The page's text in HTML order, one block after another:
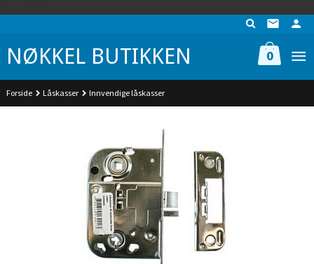
NØKKEL BUTIKKEN 0
Forside Låskasser Innvendige låskasser